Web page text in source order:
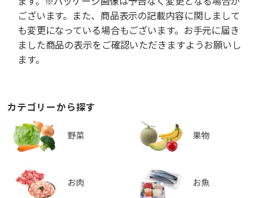
ございます。また、商品表示の記載内容に関しまして
も変更になっている場合もございます。お手元に届き
ました商品の表示をご確認いただきますようお願いし
ます。
カテゴリーから探す